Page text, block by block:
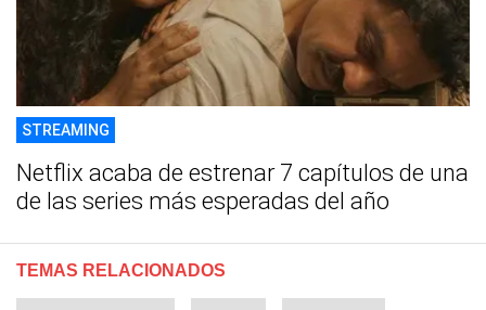
STREAMING
Netflix acaba de estrenar 7 capítulos de una
de las series más esperadas del año
TEMAS RELACIONADOS